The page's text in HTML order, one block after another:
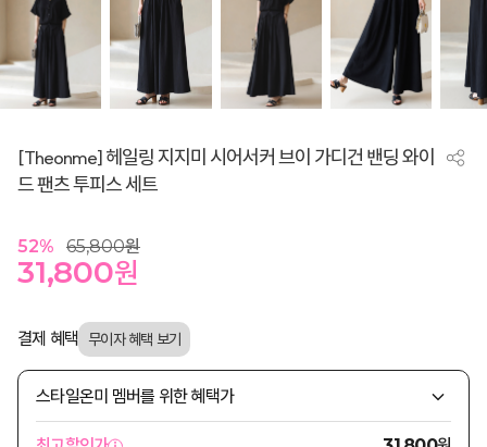
[Theonme] 헤일링 지지미 시어서커 브이 가디건 밴딩 와이
드 팬츠 투피스 세트
52% 65,800원
31,800원
결제 혜택
스타일온미 멤버를 위한 혜택가